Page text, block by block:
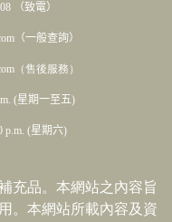
致電）
（一般查詢）
售後服務）
(星期一至五)
(星期六)
充品。本網站之內容旨
。本網站所載內容及資